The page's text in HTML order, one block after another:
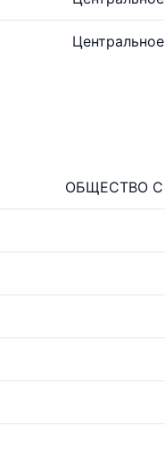
Центральное
ОБЩЕСТВО